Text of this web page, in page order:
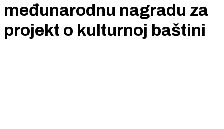
međunarodnu nagradu za
projekt o kulturnoj baštini